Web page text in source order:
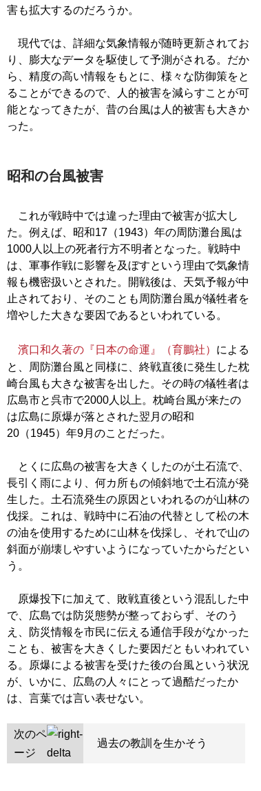
害も拡大するのだろうか。
現代では、詳細な気象情報が随時更新されてお
り、膨大なデータを駆使して予測がされる。だか
ら、精度の高い情報をもとに、様々な防御策をと
ることができるので、人的被害を減らすことが可
能となってきたが、昔の台風は人的被害も大きか
った。
昭和の台風被害
これが戦時中では違った理由で被害が拡大し
た。例えば、昭和17（1943）年の周防灘台風は
1000人以上の死者行方不明者となった。戦時中
は、軍事作戦に影響を及ぼすという理由で気象情
報も機密扱いとされた。開戦後は、天気予報が中
止されており、そのことも周防灘台風が犠牲者を
増やした大きな要因であるといわれている。
濱口和久著の『日本の命運』（育鵬社） による
と、周防灘台風と同様に、終戦直後に発生した枕
崎台風も大きな被害を出した。その時の犠牲者は
広島市と呉市で2000人以上。枕崎台風が来たの
は広島に原爆が落とされた翌月の昭和
20（1945）年9月のことだった。
とくに広島の被害を大きくしたのが土石流で、
長引く雨により、何カ所もの傾斜地で土石流が発
生した。土石流発生の原因といわれるのが山林の
伐採。これは、戦時中に石油の代替として松の木
の油を使用するために山林を伐採し、それで山の
斜面が崩壊しやすいようになっていたからだとい
う。
原爆投下に加えて、敗戦直後という混乱した中
で、広島では防災態勢が整っておらず、そのう
え、防災情報を市民に伝える通信手段がなかった
ことも、被害を大きくした要因だともいわれてい
る。原爆による被害を受けた後の台風という状況
が、いかに、広島の人々にとって過酷だったか
は、言葉では言い表せない。
次のペ
ージ
過去の教訓を生かそう